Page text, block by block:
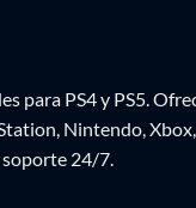
para PS4 y PS5.
Nintendo,
soporte 24/7.